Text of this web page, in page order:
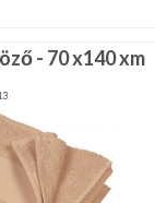
- 70 x140 xm